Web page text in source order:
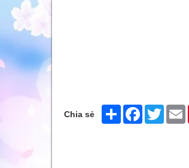
Chia sẻ Share FacebookTwitter